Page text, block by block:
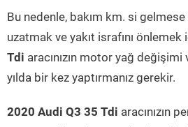
Bu nedenle, bakım km. si
uzatmak ve yakıt israfını önlemek
Tdi aracınızın motor yağ değişimi
yılda bir kez yaptırmanız gerekir.
2020 Audi Q3 35 Tdi aracınızın